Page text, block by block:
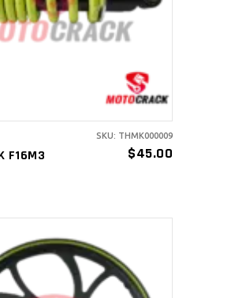
AL CARRITO
F16M3 $45.00
SKU: THMK000009